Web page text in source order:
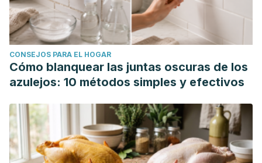
atenci%C3%B3n-hiperactividad-tdah
Murphy, D. H., Hoover, K. M., & Castel, A. D. (2023). The
effect of video playback speed on learning and mind-
wandering in younger and older adults.
https://www.tandfonline.com/doi/abs/10.1080/
Universidad Abierta de Catalunya. (2023). Speedwatching':
¿afecta el consumo acelerado de vídeos y audios a la
atención y el aprendizaje?. Consultado el 21 de mayo de
2025.https://www.uoc.edu/es/news/2023/288-
CONSEJOS PARA EL HOGAR
Cómo blanquear las juntas oscuras de los
azulejos: 10 métodos simples y efectivos